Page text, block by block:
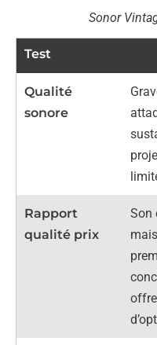
Sonor
Test
Qualité
sonore
Rapport
qualité prix
Son